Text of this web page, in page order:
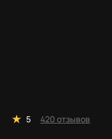
5 420 отзывов